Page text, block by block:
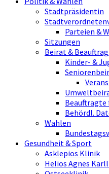
Stadtpräsidentin
Parteien &
Sitzungen
Beirat &
Kinder- &
Beauftragte
Behördl.
Wahlen
Gesundheit & Sport
Asklepios Klinik
Helios Agnes